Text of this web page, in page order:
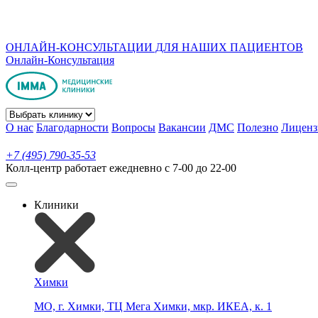
ОНЛАЙН-КОНСУЛЬТАЦИИ ДЛЯ НАШИХ ПАЦИЕНТОВ
Онлайн-Консультация
О нас Благодарности Вопросы Вакансии ДМС Полезно
+7 (495) 790-35-53
Колл-центр работает ежедневно с 7-00 до 22-00
Клиники
Химки
МО, г. Химки, ТЦ Мега Химки, мкр. ИКЕА, к. 1